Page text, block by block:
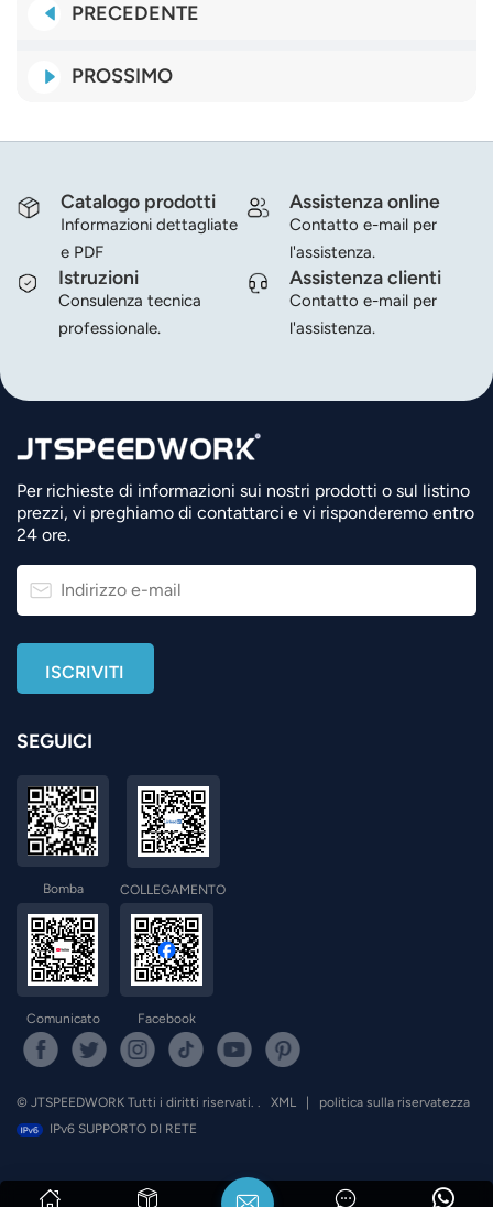
PRECEDENTE
PROSSIMO
Catalogo prodotti
Informazioni dettagliate
e PDF
Assistenza online
Contatto e-mail per
l'assistenza.
Istruzioni
Consulenza tecnica
professionale.
Assistenza clienti
Contatto e-mail per
l'assistenza.
Per richieste di informazioni sui nostri prodotti o sul listino
prezzi, vi preghiamo di contattarci e vi risponderemo entro
24 ore.
SEGUICI
Bomba COLLEGAMENTO
Comunicato Facebook
© JTSPEEDWORK Tutti i diritti riservati. . XML |
politica sulla riservatezza
IPv6 SUPPORTO DI RETE